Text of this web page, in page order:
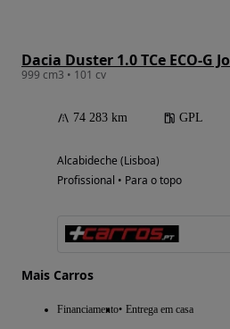
999 cm3 • 101 cv
74 283 km GPL
Alcabideche (Lisboa)
Profissional • Para o topo
Mais Carros
Financiamento Entrega em casa